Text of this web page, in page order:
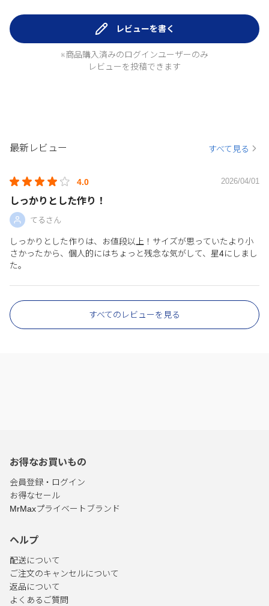
レビューを書く
※商品購入済みのログインユーザーのみ
レビューを投稿できます
最新レビュー すべて見る
4.0 2026/04/01
しっかりとした作り！
てるさん
しっかりとした作りは、お値段以上！サイズが思っていたより小
さかったから、個人的にはちょっと残念な気がして、星4にしまし
た。
すべてのレビューを見る
お得なお買いもの
会員登録・ログイン
お得なセール
MrMaxプライベートブランド
ヘルプ
配送について
ご注文のキャンセルについて
返品について
よくあるご質問